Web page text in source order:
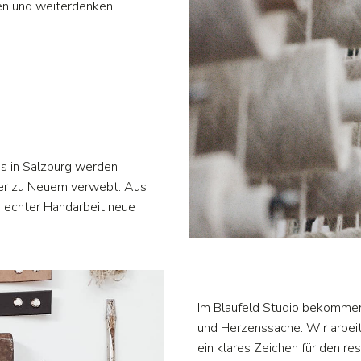
und weiterdenken.
in Salzburg werden
zu Neuem verwebt. Aus
Handarbeit neue
Im Blaufeld Studio
und Herzenssache. Wir
ein klares Zeichen für den